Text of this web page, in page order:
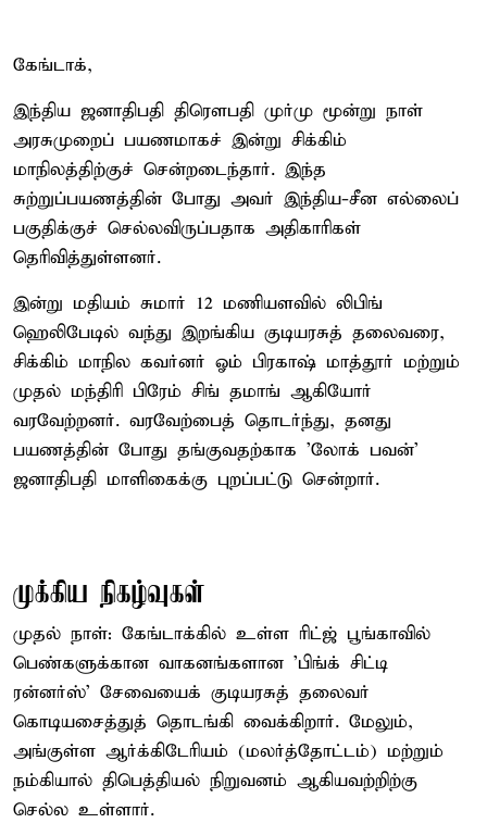
கேங்டாக்,
இந்திய ஜனாதிபதி திரௌபதி முர்மு மூன்று நாள்
அரசுமுறைப் பயணமாகச் இன்று சிக்கிம்
மாநிலத்திற்குச் சென்றடைந்தார். இந்த
சுற்றுப்பயணத்தின் போது அவர் இந்திய-சீன எல்லைப்
பகுதிக்குச் செல்லவிருப்பதாக அதிகாரிகள்
தெரிவித்துள்ளனர்.
இன்று மதியம் சுமார் 12 மணியளவில் லிபிங்
ஹெலிபேடில் வந்து இறங்கிய குடியரசுத் தலைவரை,
சிக்கிம் மாநில கவர்னர் ஓம் பிரகாஷ் மாத்தூர் மற்றும்
முதல் மந்திரி பிரேம் சிங் தமாங் ஆகியோர்
வரவேற்றனர். வரவேற்பைத் தொடர்ந்து, தனது
பயணத்தின் போது தங்குவதற்காக 'லோக் பவன்'
ஜனாதிபதி மாளிகைக்கு புறப்பட்டு சென்றார்.
முக்கிய நிகழ்வுகள்
முதல் நாள்: கேங்டாக்கில் உள்ள ரிட்ஜ் பூங்காவில்
பெண்களுக்கான வாகனங்களான 'பிங்க் சிட்டி
ரன்னர்ஸ்' சேவையைக் குடியரசுத் தலைவர்
கொடியசைத்துத் தொடங்கி வைக்கிறார். மேலும்,
அங்குள்ள ஆர்க்கிடேரியம் (மலர்த்தோட்டம்) மற்றும்
நம்கியால் திபெத்தியல் நிறுவனம் ஆகியவற்றிற்கு
செல்ல உள்ளார்.